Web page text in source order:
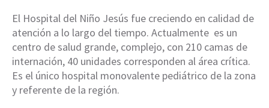
El Hospital del Niño Jesús fue creciendo en calidad de
atención a lo largo del tiempo. Actualmente es un
centro de salud grande, complejo, con 210 camas de
internación, 40 unidades corresponden al área crítica.
Es el único hospital monovalente pediátrico de la zona
y referente de la región.